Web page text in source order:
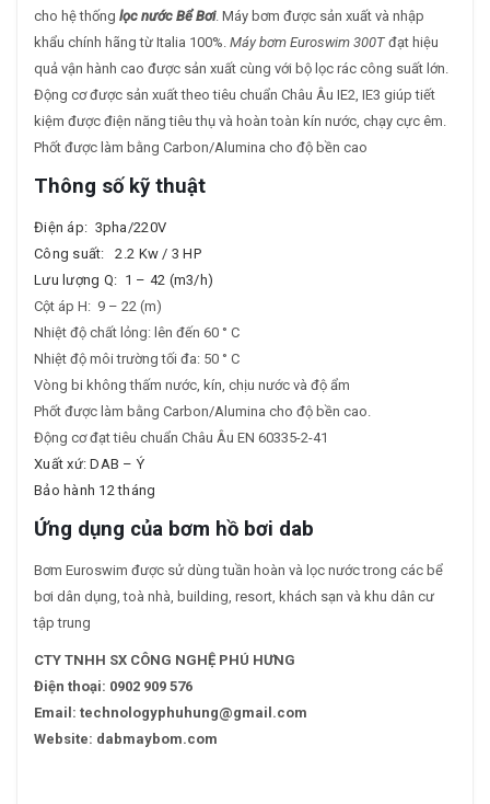
cho hệ thống lọc nước Bể Bơi. Máy bơm được sản xuất và nhập
khẩu chính hãng từ Italia 100%. Máy bơm Euroswim 300T đạt hiệu
quả vận hành cao được sản xuất cùng với bộ lọc rác công suất lớn.
Động cơ được sản xuất theo tiêu chuẩn Châu Âu IE2, IE3 giúp tiết
kiệm được điện năng tiêu thụ và hoàn toàn kín nước, chạy cực êm.
Phốt được làm bằng Carbon/Alumina cho độ bền cao
Thông số kỹ thuật
Điện áp: 3pha/220V
Công suất: 2.2 Kw / 3 HP
Lưu lượng Q: 1 – 42 (m3/h)
Cột áp H: 9 – 22 (m)
Nhiệt độ chất lỏng: lên đến 60 ° C
Nhiệt độ môi trường tối đa: 50 ° C
Vòng bi không thấm nước, kín, chịu nước và độ ẩm
Phốt được làm bằng Carbon/Alumina cho độ bền cao.
Động cơ đạt tiêu chuẩn Châu Âu EN 60335-2-41
Xuất xứ: DAB – Ý
Bảo hành 12 tháng
Ứng dụng của bơm hồ bơi dab
Bơm Euroswim được sử dùng tuần hoàn và lọc nước trong các bể
bơi dân dụng, toà nhà, building, resort, khách sạn và khu dân cư
tập trung
CTY TNHH SX CÔNG NGHỆ PHÚ HƯNG
Điện thoại: 0902 909 576
Email: technologyphuhung@gmail.com
Website: dabmaybom.com